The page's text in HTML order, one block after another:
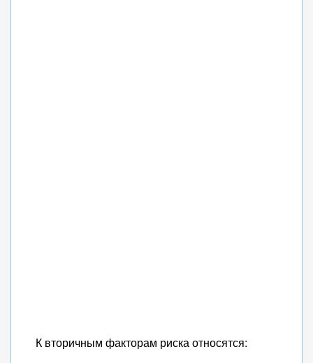
К вторичным факторам риска относятся: